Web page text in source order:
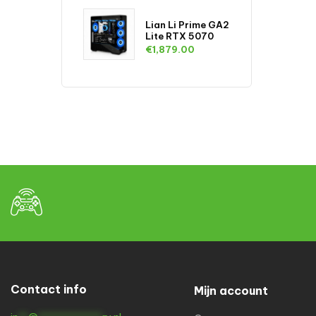
Lian Li Prime GA2
Lite RTX 5070
€1,879.00
Contact info Mijn account